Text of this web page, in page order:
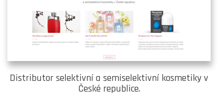
Distributor selektivní a semiselektivní kosmetiky v
České republice.